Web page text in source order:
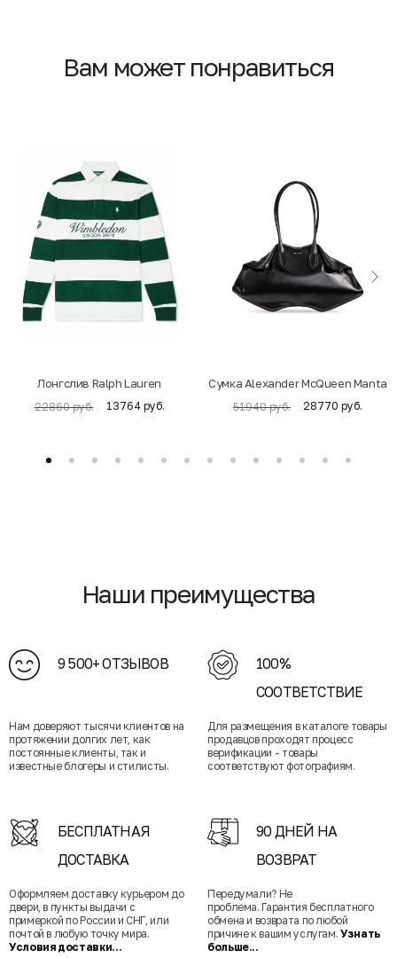
Вам может понравиться
Лонгслив Ralph Lauren
22860 руб. 13764 руб.
Cумка Alexander McQueen Manta
51940 руб. 28770 руб.
Наши преимущества
9 500+ ОТЗЫВОВ
Нам доверяют тысячи клиентов на
протяжении долгих лет, как
постоянные клиенты, так и
известные блогеры и стилисты.
100%
СООТВЕТСТВИЕ
Для размещения в каталоге товары
продавцов проходят процесс
верификации - товары
соответствуют фотографиям.
БЕСПЛАТНАЯ
ДОСТАВКА
Оформляем доставку курьером до
двери, в пункты выдачи с
примеркой по России и СНГ, или
почтой в любую точку мира.
Условия доставки...
90 ДНЕЙ НА
ВОЗВРАТ
Передумали? Не
проблема. Гарантия бесплатного
обмена и возврата по любой
причине к вашим услугам. Узнать
больше...